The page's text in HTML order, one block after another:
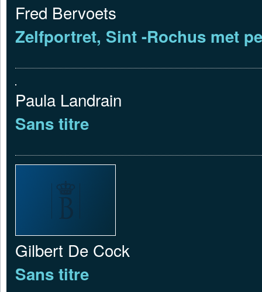
Fred Bervoets
Zelfportret, Sint -Rochus met
Paula Landrain
Sans titre
Gilbert De Cock
Sans titre